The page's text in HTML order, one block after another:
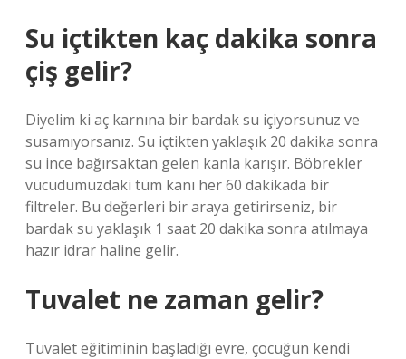
Su içtikten kaç dakika sonra
çiş gelir?
Diyelim ki aç karnına bir bardak su içiyorsunuz ve
susamıyorsanız. Su içtikten yaklaşık 20 dakika sonra
su ince bağırsaktan gelen kanla karışır. Böbrekler
vücudumuzdaki tüm kanı her 60 dakikada bir
filtreler. Bu değerleri bir araya getirirseniz, bir
bardak su yaklaşık 1 saat 20 dakika sonra atılmaya
hazır idrar haline gelir.
Tuvalet ne zaman gelir?
Tuvalet eğitiminin başladığı evre, çocuğun kendi